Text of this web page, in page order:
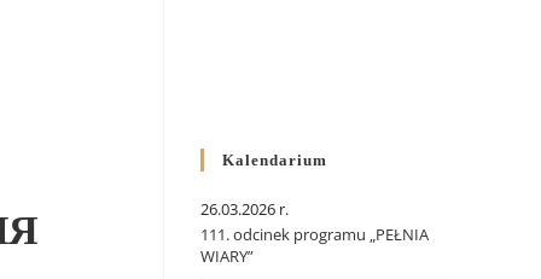
Kalendarium
26.03.2026 r.
111. odcinek programu „PEŁNIA
WIARY”